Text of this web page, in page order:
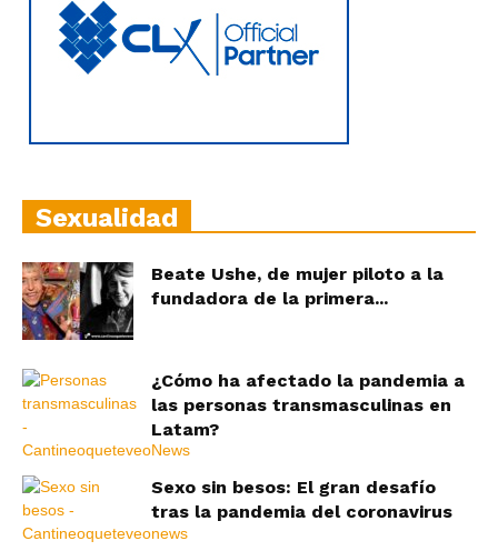
Sexualidad
Beate Ushe, de mujer piloto a la
fundadora de la primera...
¿Cómo ha afectado la pandemia a
las personas transmasculinas en
Latam?
Sexo sin besos: El gran desafío
tras la pandemia del coronavirus